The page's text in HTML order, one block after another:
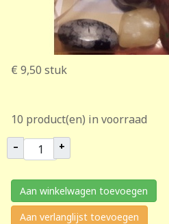
€ 9,50 stuk
10 product(en) in voorraad
– +
Aan winkelwagen toevoegen
Aan verlanglijst toevoegen